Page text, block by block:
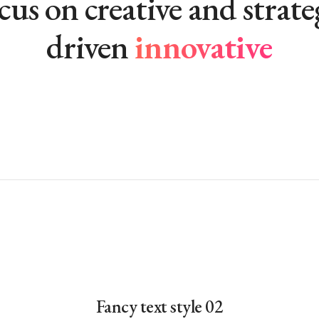
driveninnovative
Fancy text style 02